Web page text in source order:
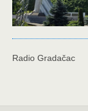
Radio Gradačac